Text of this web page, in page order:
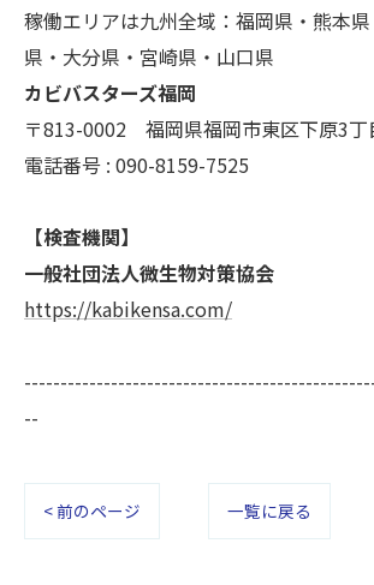
稼働エリアは九州全域：福岡県・熊本
県・大分県・宮崎県・山口県
カビバスターズ福岡
〒813-0002 福岡県福岡市東区下原3丁
電話番号 : 090-8159-7525
【検査機関】
一般社団法人微生物対策協会
https://kabikensa.com/
--
< 前のページ 一覧に戻る